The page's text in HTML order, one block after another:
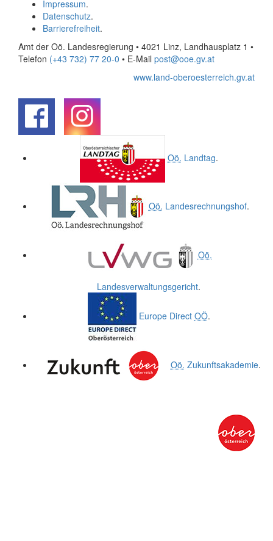
Impressum.
Datenschutz.
Barrierefreiheit.
Amt der Oö. Landesregierung • 4021 Linz, Landhausplatz 1 •
Telefon (+43 732) 77 20-0 • E-Mail post@ooe.gv.at
www.land-oberoesterreich.gv.at
Oö. Landtag.
Oö. Landesrechnungshof.
Oö.
Landesverwaltungsgericht.
Europe Direct OÖ.
Oö. Zukunftsakademie.